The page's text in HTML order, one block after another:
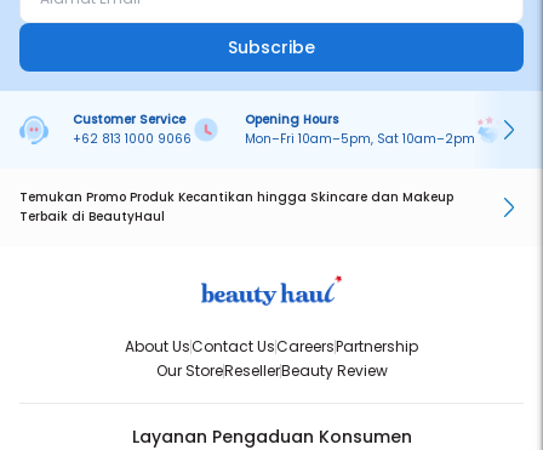
Subscribe
Customer Service
+62 813 1000 9066
Opening Hours
Mon–Fri 10am–5pm, Sat 10am–2pm
Temukan Promo Produk Kecantikan hingga Skincare dan Makeup
Terbaik di BeautyHaul
About UsContact UsCareersPartnership
Our StoreResellerBeauty Review
Layanan Pengaduan Konsumen